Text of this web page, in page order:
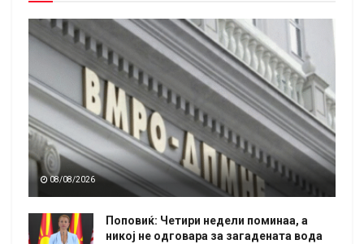
08/08/2026
Поповиќ: Четири недели поминаа, а
никој не одговара за загадената вода